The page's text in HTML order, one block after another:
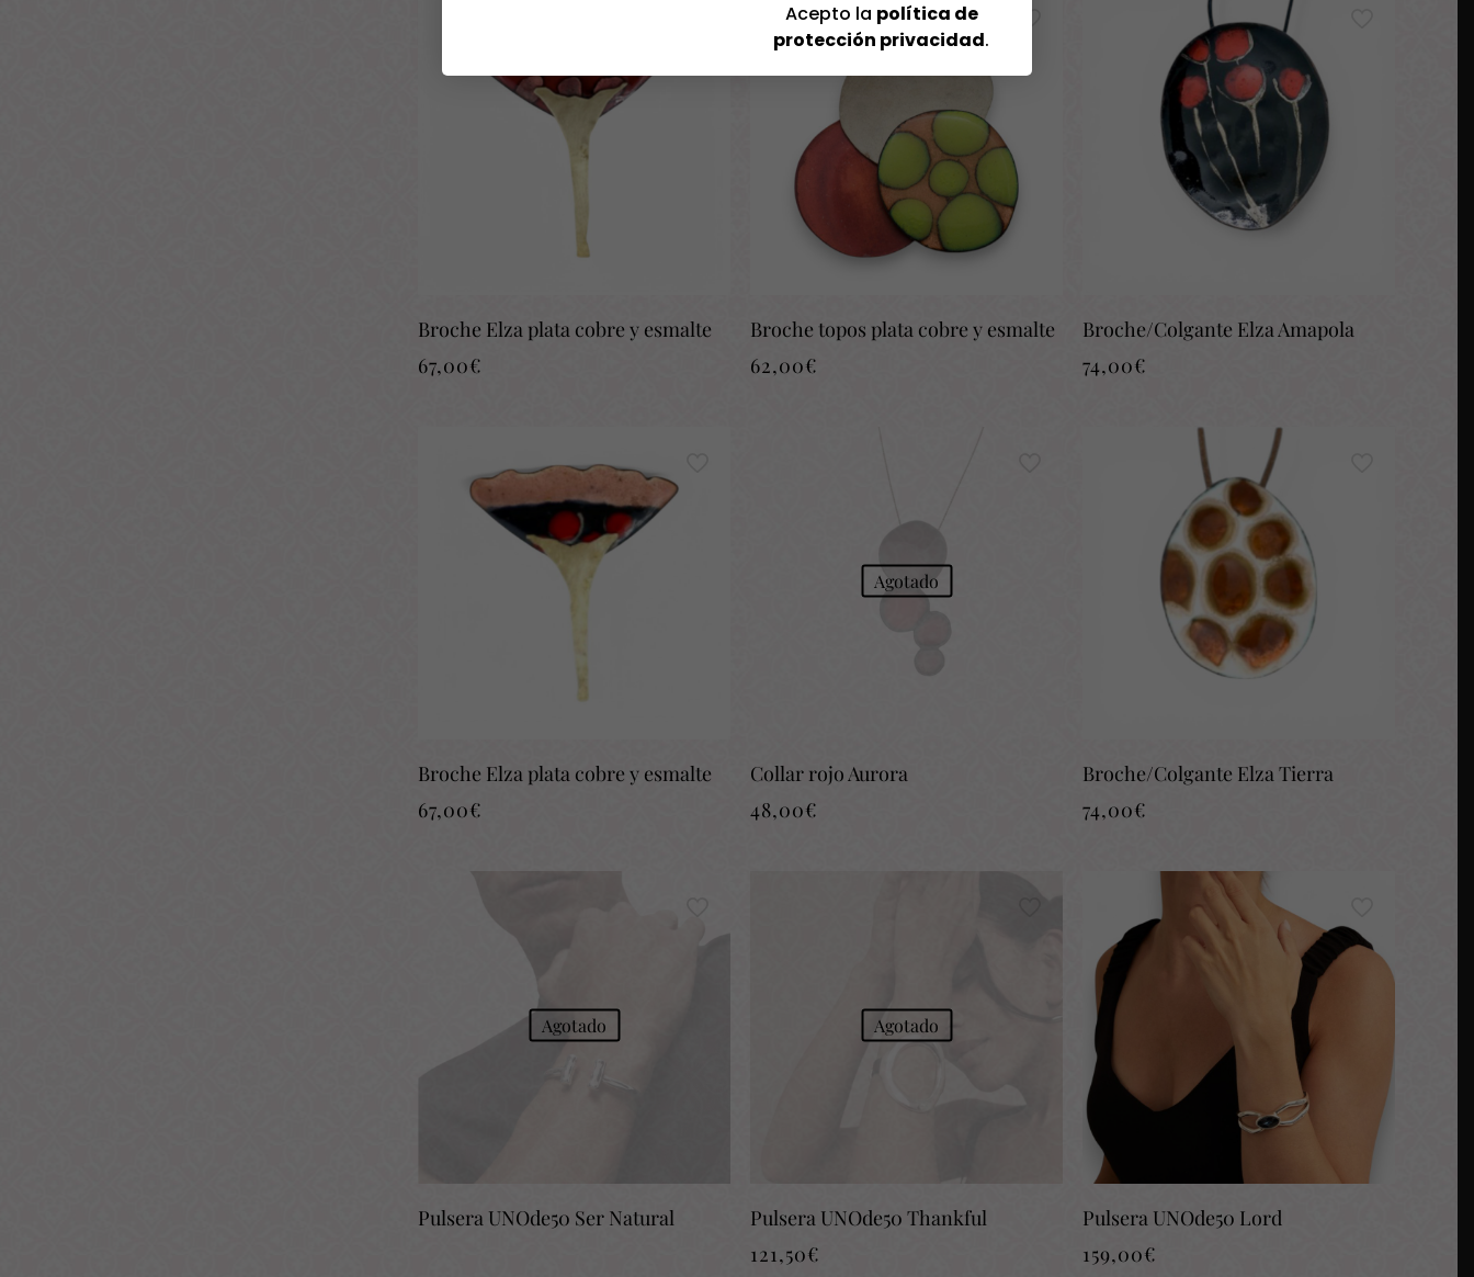
Broche Elza plata cobre y esmalte
67,00€
Broche topos plata cobre y esmalte
62,00€
Broche/Colgante Elza Amapola
74,00€
Broche Elza plata cobre y esmalte
67,00€
Agotado
Collar rojo Aurora
48,00€
Broche/Colgante Elza Tierra
74,00€
Agotado
Pulsera UNOde50 Ser Natural
Agotado
Pulsera UNOde50 Thankful
121,50€
Pulsera UNOde50 Lord
159,00€
Acepto la política de
protección privacidad.